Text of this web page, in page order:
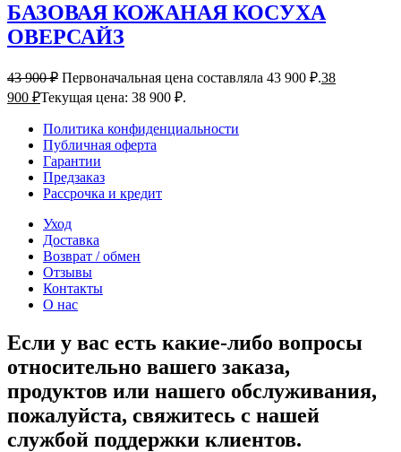
БАЗОВАЯ КОЖАНАЯ КОСУХА
ОВЕРСАЙЗ
43 900₽ Первоначальная цена составляла 43 900 ₽.38
900 ₽Текущая цена: 38 900 ₽.
Политика конфиденциальности
Публичная оферта
Гарантии
Предзаказ
Рассрочка и кредит
Уход
Доставка
Возврат / обмен
Отзывы
Контакты
О нас
Если у вас есть какие-либо вопросы
относительно вашего заказа,
продуктов или нашего обслуживания,
пожалуйста, свяжитесь с нашей
службой поддержки клиентов.